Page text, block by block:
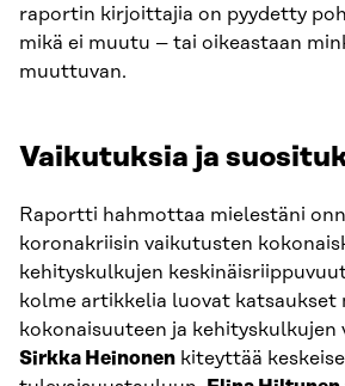
raportin kirjoittajia on pyydetty
mikä ei muutu – tai oikeastaan
muuttuvan.
Vaikutuksia ja
Raportti hahmottaa mielestäni
koronakriisin vaikutusten
kehityskulkujen
kolme artikkelia luovat katsaukset
kokonaisuuteen ja kehityskulkujen
Sirkka Heinonen kiteyttää